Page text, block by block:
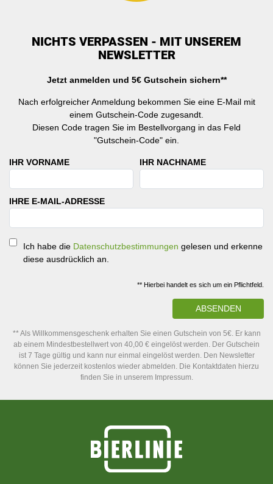
NICHTS VERPASSEN - MIT UNSEREM
NEWSLETTER
Jetzt anmelden und 5€ Gutschein sichern**
Nach erfolgreicher Anmeldung bekommen Sie eine E-Mail mit
einem Gutschein-Code zugesandt.
Diesen Code tragen Sie im Bestellvorgang in das Feld
"Gutschein-Code" ein.
IHR VORNAME IHR NACHNAME
IHRE E-MAIL-ADRESSE
Ich habe die Datenschutzbestimmungen gelesen und erkenne
diese ausdrücklich an.
** Hierbei handelt es sich um ein Pflichtfeld.
ABSENDEN
** Als Willkommensgeschenk erhalten Sie einen Gutschein von 5€. Er kann
ab einem Mindestbestellwert von 40,00 € eingelöst werden. Der Gutschein
ist 7 Tage gültig und kann nur einmal eingelöst werden. Den Newsletter
können Sie jederzeit kostenlos wieder abmelden. Die Kontaktdaten hierzu
finden Sie in unserem Impressum.